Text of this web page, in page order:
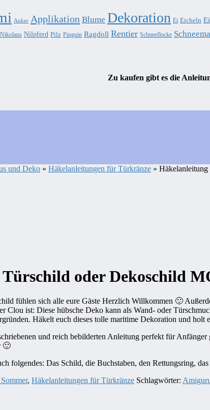
Anker Applikation Blume Dekoration Ei Eicheln
Nikolaus Nilpferd Pilz Pinguin Ragdoll Rentier Schneeflocke
Zu kaufen gibt es die
und Deko » Häkelanleitungen für Türkränze »
oder Dekoschild
fühlen sich alle eure Gäste Herzlich Willkommen 🙂
Clou ist: Diese hübsche Deko kann als Wand- oder
Häkelt euch dieses tolle maritime Dekoration und holt
und reich bebilderten Anleitung perfekt für
🙂
folgendes: Das Schild, die Buchstaben, den Rettungsring,
, Häkelanleitungen für Türkränze Schlagwörter: